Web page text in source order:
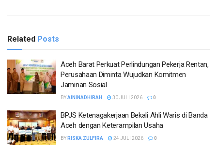
Related Posts
Aceh Barat Perkuat Perlindungan Pekerja Rentan,
Perusahaan Diminta Wujudkan Komitmen
Jaminan Sosial
BYAININADHIRAH 30 JULI 2026 0
BPJS Ketenagakerjaan Bekali Ahli Waris di Banda
Aceh dengan Keterampilan Usaha
BY RISKA ZULFIRA 24 JULI 2026 0